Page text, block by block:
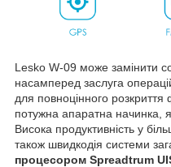
Lesko W-09 може замінити
насамперед заслуга
для повноцінного
потужна апаратна начинка,
Висока продуктивність у
також швидкодія системи
процесором Spreadtrum